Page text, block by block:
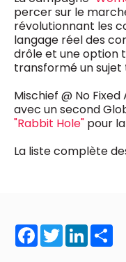
percer sur le
révolutionnant les
langage réel des
drôle et une option
transformé un
Mischief @ No
avec un second
"Rabbit Hole" pour
La liste complète
Facebook
TwitterLinkedIn
Des